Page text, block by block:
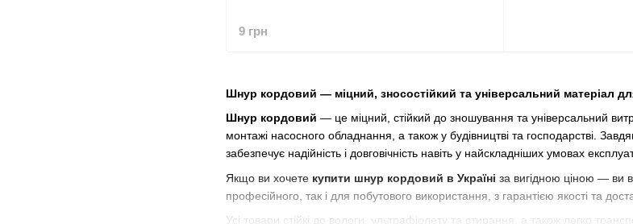
Шнур кордовий — міцний, зносостійкий та універсальний матеріал
Шнур кордовий — це міцний, стійкий до зношування та універсальний
монтажі насосного обладнання, а також у будівництві та господарстві.
забезпечує надійність і довговічність навіть у найскладніших умовах
Якщо ви хочете купити шнур кордовий в Україні за вигідною ціною — ви
професійного, так і для побутового використання, з гарантією якості та
Усі товари стійкі до вологи, ультрафіолету та стирання, а також легко
9 грн